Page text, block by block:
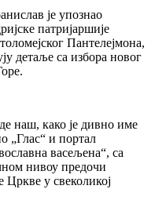
је упознао
патријаршије
Пантелејмона,
детаље са избора новог
наш, како је дивно име
„Глас“ и портал
васељена“, са
нивоу предочи
Цркве у свеколикој